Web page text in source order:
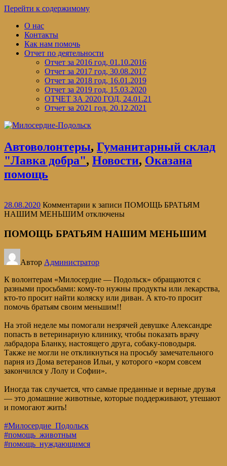
Перейти к содержимому
О нас
Контакты
Как нам помочь
Отчет по деятельности
Отчет за 2016 год, 01.10.2016
Отчет за 2017 год, 30.08.2017
Отчет за 2018 год, 16.01.2019
Отчет за 2019 год, 15.03.2020
ОТЧЕТ ЗА 2020 ГОД, 24.01.21
Отчет за 2021 год, 20.12.2021
Автоволонтеры, Гуманитарный склад
"Лавка добра", Новости, Оказана
помощь
28.08.2020 Комментарии к записи ПОМОЩЬ БРАТЬЯМ
НАШИМ МЕНЬШИМ отключены
ПОМОЩЬ БРАТЬЯМ НАШИМ МЕНЬШИМ
Автор Администратор
К волонтерам «Милосердие — Подольск» обращаются с
разными просьбами: кому-то нужны продукты или лекарства,
кто-то просит найти коляску или диван. А кто-то просит
помочь братьям своим меньшим!!
На этой неделе мы помогали незрячей девушке Александре
попасть в ветеринарную клинику, чтобы показать врачу
лабрадора Бланку, настоящего друга, собаку-поводыря.
Также не могли не откликнуться на просьбу замечательного
парня из Дома ветеранов Ильи, у которого «корм совсем
закончился у Лолу и Софии».
Иногда так случается, что самые преданные и верные друзья
— это домашние животные, которые поддерживают, утешают
и помогают жить!
#Милосердие_Подольск
#помощь_животным
#помощь_нуждающимся